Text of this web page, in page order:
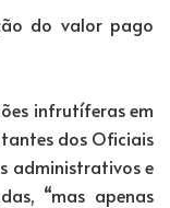
do valor pago
infrutíferas em
dos Oficiais
administrativos e
“mas apenas